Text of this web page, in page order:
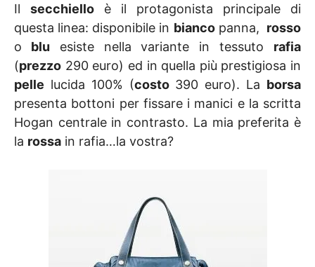
Il secchiello è il protagonista principale di
questa linea: disponibile in biancopanna, rosso
o blu esiste nella variante in tessuto rafia
(prezzo 290 euro) ed in quella più prestigiosa in
pelle lucida 100% (costo390 euro). La borsa
presenta bottoni per fissare i manici e la scritta
Hogan centrale in contrasto. La mia preferita è
la rossa in rafia…la vostra?